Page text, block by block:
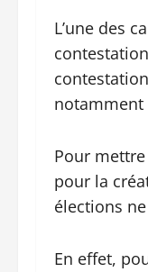
L’une des
notamment
Pour
pour la
élections
En effet,